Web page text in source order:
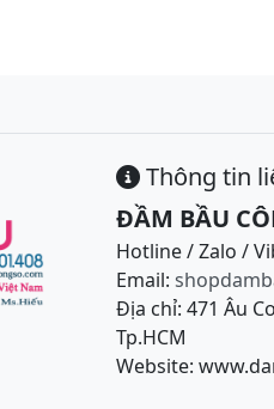
Thông tin
ĐẦM BẦU
Hotline / Zalo /
Email:
Địa chỉ: 471 Âu
Tp.HCM
Website: